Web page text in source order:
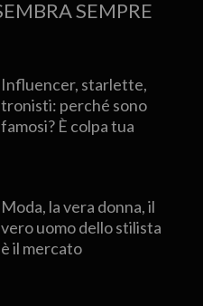
SEMPRE
Influencer, starlette,
tronisti: perché sono
famosi? È colpa tua
Moda, la vera donna, il
vero uomo dello stilista
è il mercato